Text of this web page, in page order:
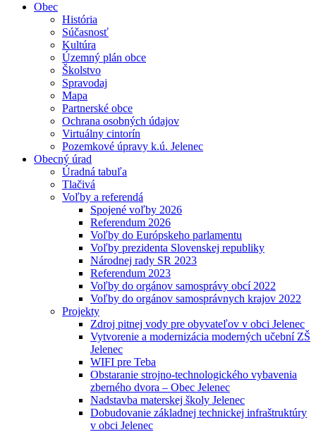
Obec
História
Súčasnosť
Kultúra
Územný plán obce
Školstvo
Spravodaj
Mapa
Partnerské obce
Ochrana osobných údajov
Virtuálny cintorín
Pozemkové úpravy k.ú. Jelenec
Obecný úrad
Úradná tabuľa
Tlačivá
Voľby a referendá
Spojené voľby 2026
Referendum 2026
Voľby do Európskeho parlamentu
Voľby prezidenta Slovenskej republiky
Národnej rady SR 2023
Referendum 2023
Voľby do orgánov samosprávy obcí 2022
Voľby do orgánov samosprávnych krajov 2022
Projekty
Zdroj pitnej vody pre obyvateľov v obci Jelenec
Vytvorenie a modernizácia moderných učební ZŠ
Jelenec
WIFI pre Teba
Obstaranie strojno-technologického vybavenia
zberného dvora – Obec Jelenec
Nadstavba materskej školy Jelenec
Dobudovanie základnej technickej infraštruktúry
v obci Jelenec